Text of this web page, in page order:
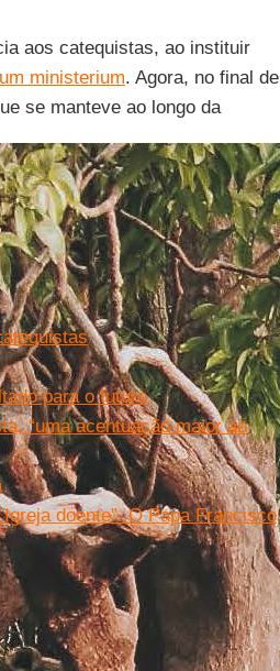
aos catequistas, ao instituir
ministerium. Agora, no final de
se manteve ao longo da
para o futuro
“uma acentuação maior ao
doente”. O Papa Francisco